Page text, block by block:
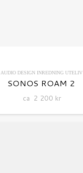
AUDIO DESIGN INREDNING UTELIV
SONOS ROAM 2
ca 2 200 kr